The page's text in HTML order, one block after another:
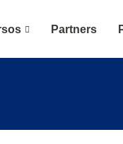
Partners